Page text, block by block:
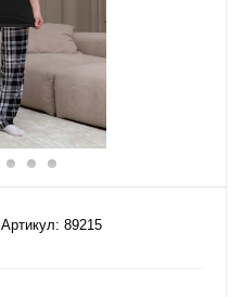
Артикул: 89215